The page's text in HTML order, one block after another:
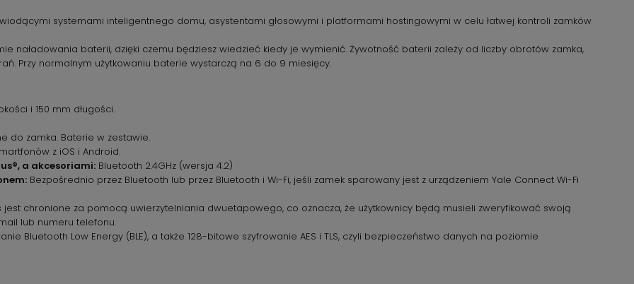
systemami inteligentnego domu, asystentami głosowymi i platformami hostingowymi w celu łatwej kontroli zamków
naładowania baterii, dzięki czemu będziesz wiedzieć kiedy je wymienić. Żywotność baterii zależy od liczby obrotów zamka,
Przy normalnym użytkowaniu baterie wystarczą na 6 do 9 miesięcy.
i 150 mm długości.
do zamka. Baterie w zestawie.
z iOS i Android.
a akcesoriami: Bluetooth 2.4GHz (wersja 4.2)
Bezpośrednio przez Bluetooth lub przez Bluetooth i Wi-Fi, jeśli zamek sparowany jest z urządzeniem Yale Connect Wi-Fi
chronione za pomocą uwierzytelniania dwuetapowego, co oznacza, że użytkownicy będą musieli zweryfikować swoją
lub numeru telefonu.
Bluetooth Low Energy (BLE), a także 128-bitowe szyfrowanie AES i TLS, czyli bezpieczeństwo danych na poziomie